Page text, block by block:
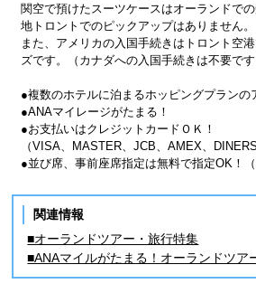
関空で預けたスーツケースはオーランドで
地トロントでのピックアップはありません。
また、アメリカの入国手続きはトロント空
ズです。（カナダへの入国手続きは不要です
●複数のホテルに泊まるホッピングプランの
●ANAマイレージがたまる！
●お支払いはクレジットカードＯＫ！
（VISA、MASTER、JCB、AMEX、DINERS
●並び席、事前座席指定は無料で指定OK！
関連情報
■オーランドツアー・旅行特集
■ANAマイルがたまる！オーランドツア